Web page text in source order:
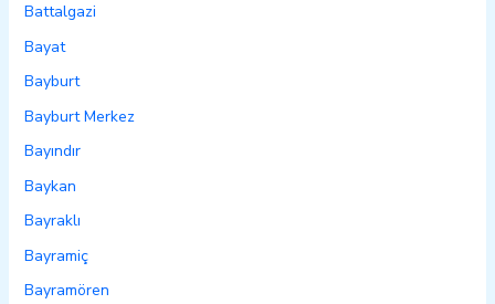
Battalgazi
Bayat
Bayburt
Bayburt Merkez
Bayındır
Baykan
Bayraklı
Bayramiç
Bayramören